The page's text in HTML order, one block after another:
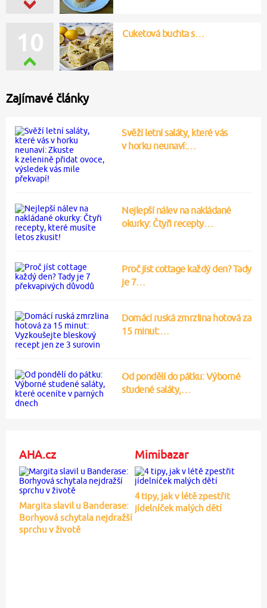
10 Cuketová buchta s…
Zajímavé články
Svěží letní saláty, které vás
v horku neunaví:…
Nejlepší nálev na nakládané
okurky: Čtyři recepty…
Proč jíst cottage každý den? Tady
je 7…
Domácí ruská zmrzlina hotová za
15 minut:…
Od pondělí do pátku: Výborné
studené saláty,…
AHA.cz
Margita slavil u Banderase:
Borhyová schytala nejdražší
sprchu v životě
Mimibazar
4 tipy, jak v létě zpestřit
jídelníček malých dětí